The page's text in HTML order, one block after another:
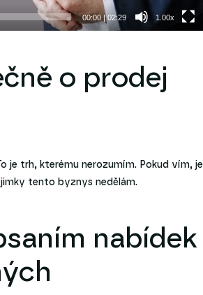
00:00|02:29 1.00x
o prodej
je trh, kterému nerozumím. Pokud vím, je
tento byznys nedělám.
nabídek